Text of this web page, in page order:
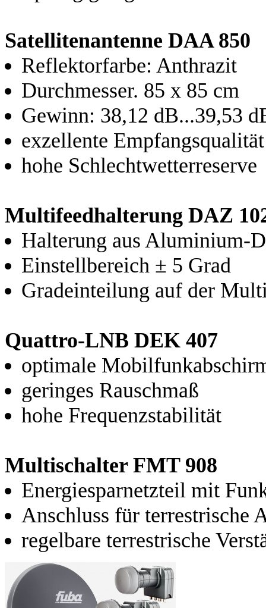
Satellitenantenne DAA 850
Reflektorfarbe: Anthrazit
Durchmesser. 85 x 85 cm
Gewinn: 38,12 dB...39,53
exzellente Empfangsqualität
hohe Schlechtwetterreserve
Multifeedhalterung DAZ
Halterung aus Aluminium-
Einstellbereich ± 5 Grad
Gradeinteilung auf der
Quattro-LNB DEK 407
optimale
geringes Rauschmaß
hohe Frequenzstabilität
Multischalter FMT 908
Energiesparnetzteil mit
Anschluss für terrestrische
regelbare terrestrische